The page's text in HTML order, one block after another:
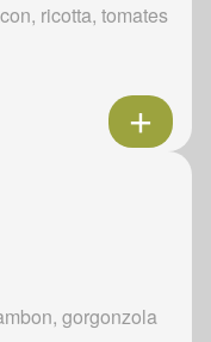
ricotta, tomates
gorgonzola